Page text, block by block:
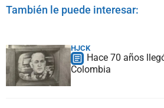
También le puede interesar:
HJCK
Hace 70 años
Colombia